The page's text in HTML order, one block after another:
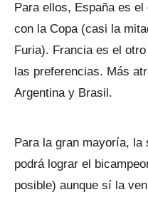
Para ellos, España es
con la Copa (casi la
Furia). Francia es el
las preferencias. Más
Argentina y Brasil.
Para la gran mayoría, la
podrá lograr el
posible) aunque sí la